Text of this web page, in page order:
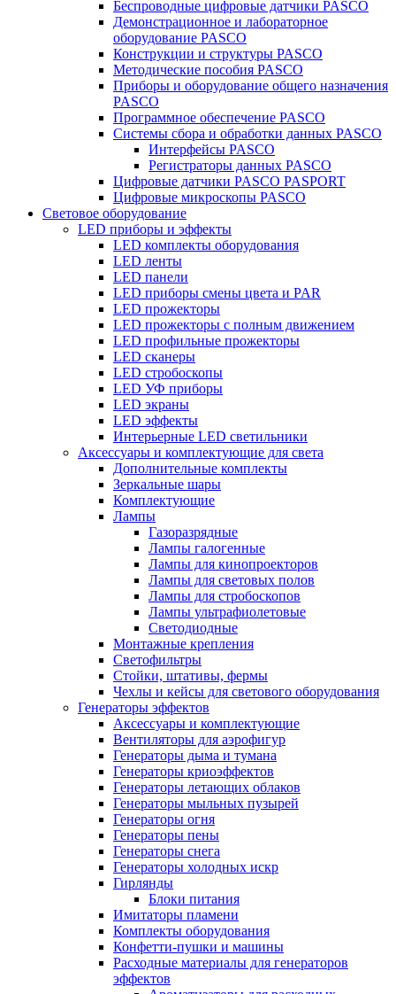
Беспроводные цифровые датчики PASCO
Демонстрационное и лабораторное
оборудование PASCO
Конструкции и структуры PASCO
Методические пособия PASCO
Приборы и оборудование общего назначения
PASCO
Программное обеспечение PASCO
Системы сбора и обработки данных PASCO
Интерфейсы PASCO
Регистраторы данных PASCO
Цифровые датчики PASCO PASPORT
Цифровые микроскопы PASCO
Световое оборудование
LED приборы и эффекты
LED комплекты оборудования
LED ленты
LED панели
LED приборы смены цвета и PAR
LED прожекторы
LED прожекторы с полным движением
LED профильные прожекторы
LED сканеры
LED стробоскопы
LED УФ приборы
LED экраны
LED эффекты
Интерьерные LED светильники
Аксессуары и комплектующие для света
Дополнительные комплекты
Зеркальные шары
Комплектующие
Лампы
Газоразрядные
Лампы галогенные
Лампы для кинопроекторов
Лампы для световых полов
Лампы для стробоскопов
Лампы ультрафиолетовые
Светодиодные
Монтажные крепления
Светофильтры
Стойки, штативы, фермы
Чехлы и кейсы для светового оборудования
Генераторы эффектов
Аксессуары и комплектующие
Вентиляторы для аэрофигур
Генераторы дыма и тумана
Генераторы криоэффектов
Генераторы летающих облаков
Генераторы мыльных пузырей
Генераторы огня
Генераторы пены
Генераторы снега
Генераторы холодных искр
Гирлянды
Блоки питания
Имитаторы пламени
Комплекты оборудования
Конфетти-пушки и машины
Расходные материалы для генераторов
эффектов